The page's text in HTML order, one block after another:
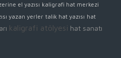
el yazısı kaligrafi hat merkezi
yazan yerler talik hat yazısı hat
kaligrafi atölyesi hat sanatı